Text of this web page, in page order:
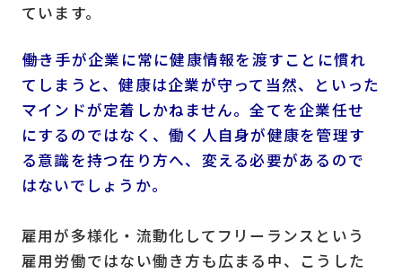
ています。
――働き手が企業に常に健康情報を渡すことに慣れ
てしまうと、健康は企業が守って当然、といった
マインドが定着しかねません。全てを企業任せ
にするのではなく、働く人自身が健康を管理す
る意識を持つ在り方へ、変える必要があるので
はないでしょうか。
雇用が多様化・流動化してフリーランスという
雇用労働ではない働き方も広まる中、こうした